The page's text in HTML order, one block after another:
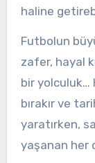
haline
Futbolun
zafer, hayal
bir yolculuk…
bırakır ve
yaratırken,
yaşanan her